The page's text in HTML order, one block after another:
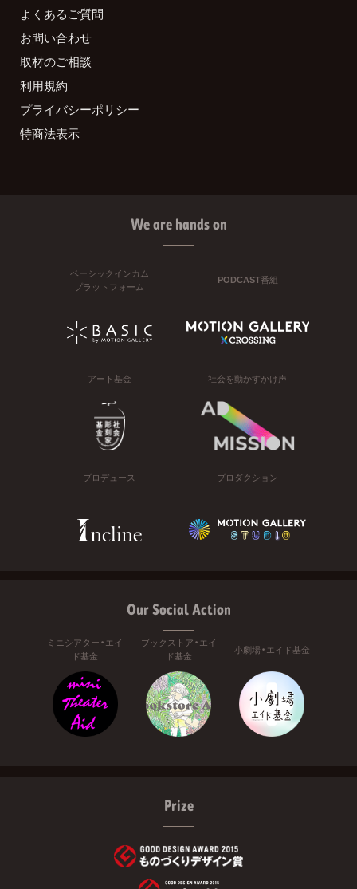
よくあるご質問
お問い合わせ
取材のご相談
利用規約
プライバシーポリシー
特商法表示
We are hands on
ベーシックインカム
プラットフォーム
PODCAST番組
アート基金 社会を動かすかけ声
プロデュース プロダクション
Our Social Action
ミニシアター・エイ
ド基金
ブックストア・エイ
ド基金
小劇場・エイド基金
Prize